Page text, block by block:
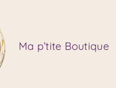
Ma p’tite Boutique